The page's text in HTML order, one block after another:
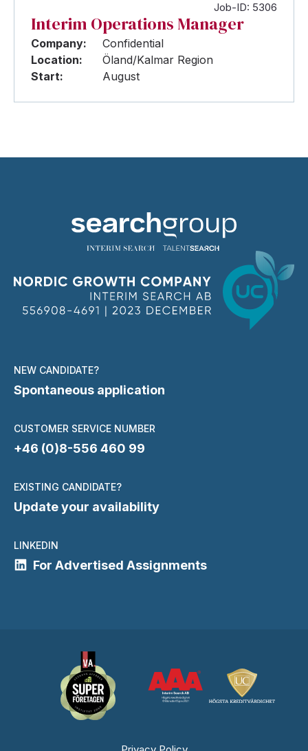
Job-ID: 5306
Interim Operations Manager
Company:
Confidential
Location:
Öland/Kalmar Region
Start:
August
NEW CANDIDATE?
Spontaneous application
CUSTOMER SERVICE NUMBER
+46 (0)8-556 460 99
EXISTING CANDIDATE?
Update your availability
LINKEDIN
For Advertised Assignments